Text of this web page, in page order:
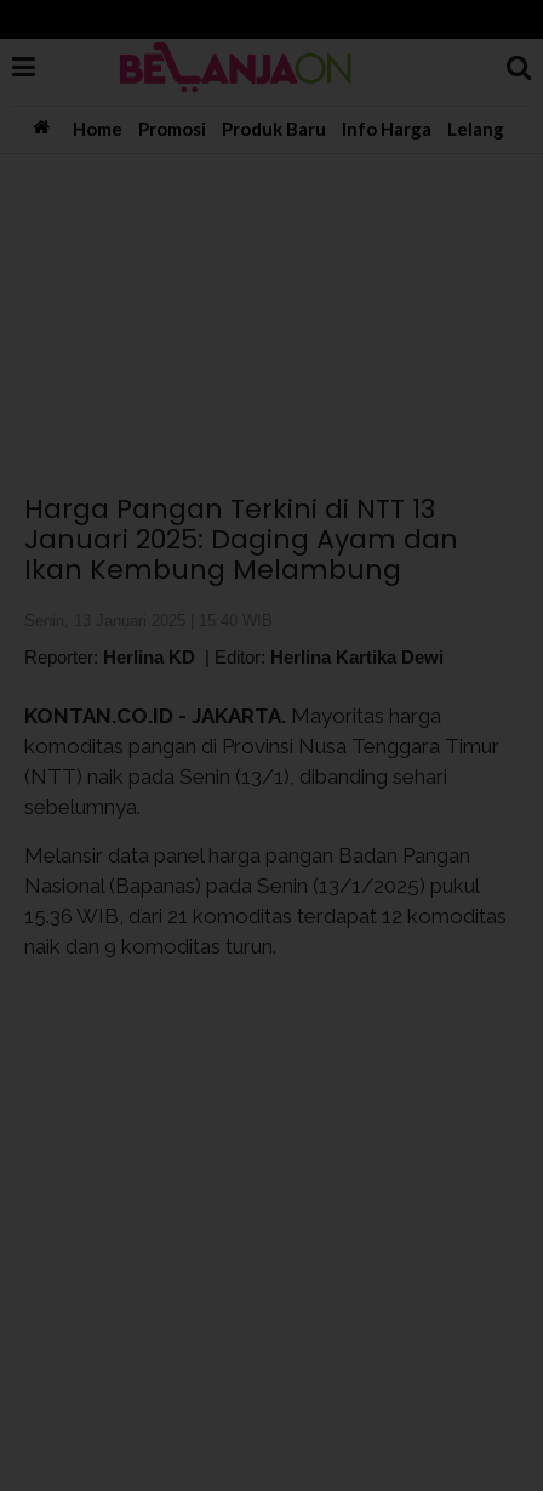
Home Promosi Produk Baru Info Harga Lelang
Harga Pangan Terkini di NTT 13
Januari 2025: Daging Ayam dan
Ikan Kembung Melambung
Reporter: Herlina KD | Editor: Herlina Kartika Dewi
KONTAN.CO.ID - JAKARTA. Mayoritas harga
komoditas pangan di Provinsi Nusa Tenggara Timur
(NTT) naik pada Senin (13/1), dibanding sehari
sebelumnya.
Melansir data panel harga pangan Badan Pangan
Nasional (Bapanas) pada Senin (13/1/2025) pukul
15.36 WIB, dari 21 komoditas terdapat 12 komoditas
naik dan 9 komoditas turun.